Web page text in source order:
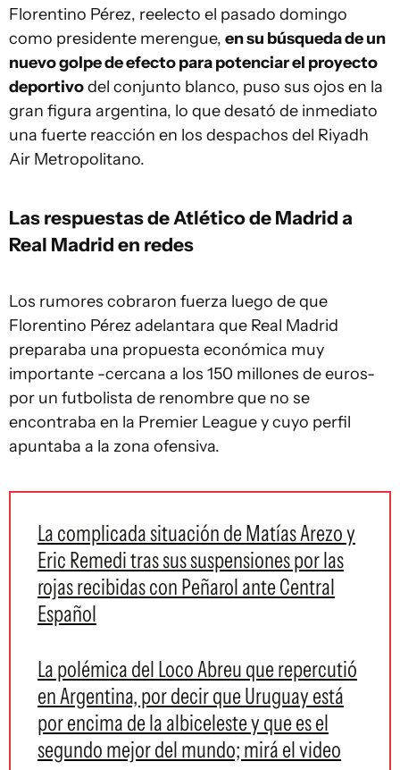
Florentino Pérez, reelecto el pasado domingo
como presidente merengue, en su búsqueda de un
nuevo golpe de efecto para potenciar el proyecto
deportivodel conjunto blanco, puso sus ojos en la
gran figura argentina, lo que desató de inmediato
una fuerte reacción en los despachos del Riyadh
Air Metropolitano.
Las respuestas de Atlético de Madrid a
Real Madrid en redes
Los rumores cobraron fuerza luego de que
Florentino Pérez adelantara que Real Madrid
preparaba una propuesta económica muy
importante -cercana a los 150 millones de euros-
por un futbolista de renombre que no se
encontraba en la Premier League y cuyo perfil
apuntaba a la zona ofensiva.
La complicada situación de Matías Arezo y
Eric Remedi tras sus suspensiones por las
rojas recibidas con Peñarol ante Central
Español
La polémica del Loco Abreu que repercutió
en Argentina, por decir que Uruguay está
por encima de la albiceleste y que es el
segundo mejor del mundo; mirá el video